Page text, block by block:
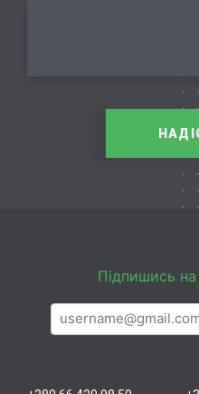
Підпишись на